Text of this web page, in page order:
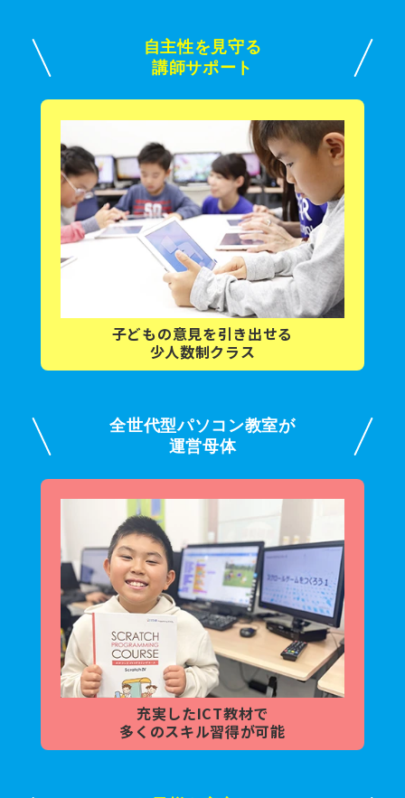
自主性を見守る
講師サポート
子どもの意見を引き出せる
少人数制クラス
全世代型パソコン教室が
運営母体
充実したICT教材で
多くのスキル習得が可能